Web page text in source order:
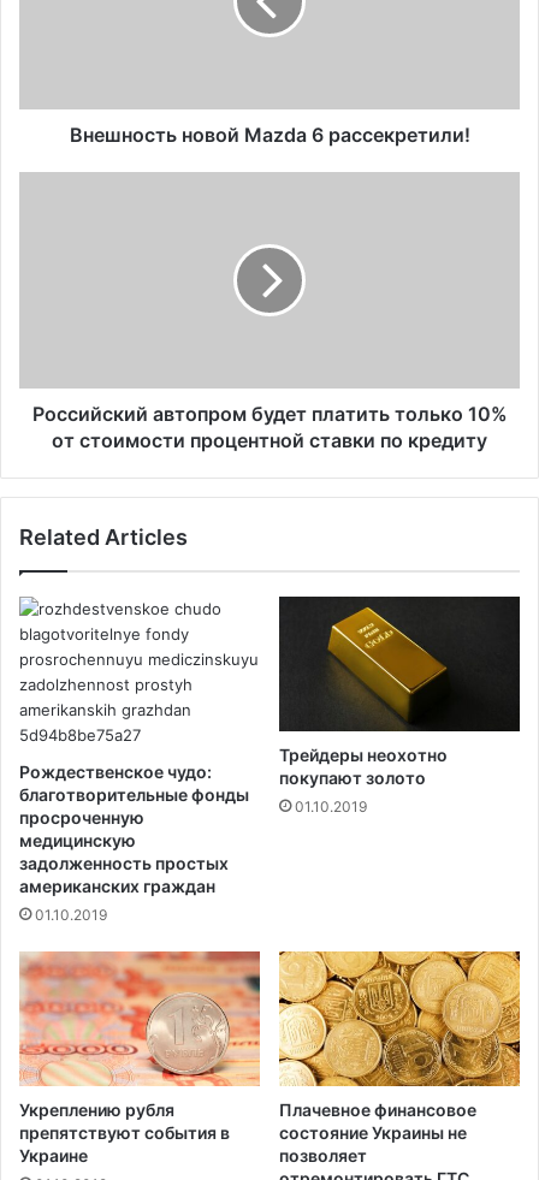
ь
6
к
т
и
л
и
!
Внешность новой Mazda 6 рассекретили!
и
п
м
б
у
д
е
т
п
л
а
т
и
т
ь
о
ь
к
о
0
%
о
Российский автопром будет платить только 10%
от стоимости процентной ставки по кредиту
Related Articles
Рождественское чудо:
благотворительные фонды
просроченную
медицинскую
задолженность простых
американских граждан
01.10.2019
Трейдеры неохотно
покупают золото
01.10.2019
Укреплению рубля
препятствуют события в
Украине
Плачевное финансовое
состояние Украины не
позволяет